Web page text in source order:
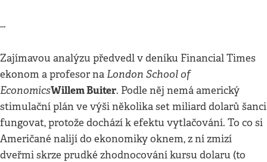
…
Zajímavou analýzu předvedl v deníku Financial Times
ekonom a profesor naLondon School of
EconomicsWillem Buiter. Podle něj nemá americký
stimulační plán ve výši několika set miliard dolarů šanci
fungovat, protože dochází k efektu vytlačování. To co si
Američané nalijí do ekonomiky oknem, z ní zmizí
dveřmi skrze prudké zhodnocování kursu dolaru (to